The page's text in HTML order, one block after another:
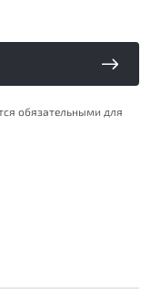
обязательными для